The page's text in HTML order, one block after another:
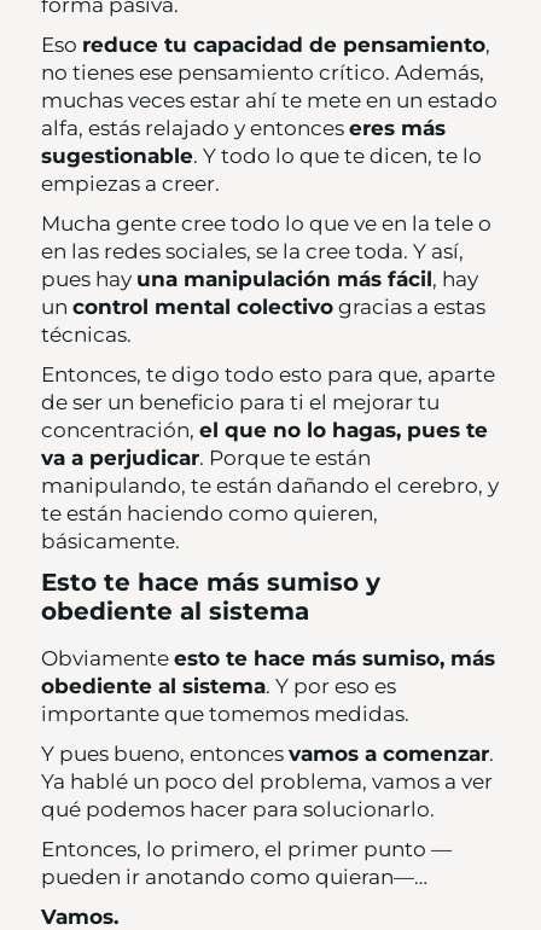
Eso reduce tu capacidad de pensamiento,
no tienes ese pensamiento crítico. Además,
muchas veces estar ahí te mete en un estado
alfa, estás relajado y entonces eres más
sugestionable. Y todo lo que te dicen, te lo
empiezas a creer.
Mucha gente cree todo lo que ve en la tele o
en las redes sociales, se la cree toda. Y así,
pues hay una manipulación más fácil, hay
un control mental colectivogracias a estas
técnicas.
Entonces, te digo todo esto para que, aparte
de ser un beneficio para ti el mejorar tu
concentración, el que no lo hagas, pues te
va a perjudicar. Porque te están
manipulando, te están dañando el cerebro, y
te están haciendo como quieren,
básicamente.
Esto te hace más sumiso y
obediente al sistema
Obviamente esto te hace más sumiso, más
obediente al sistema. Y por eso es
importante que tomemos medidas.
Y pues bueno, entonces vamos a comenzar.
Ya hablé un poco del problema, vamos a ver
qué podemos hacer para solucionarlo.
Entonces, lo primero, el primer punto —
pueden ir anotando como quieran—…
Vamos.